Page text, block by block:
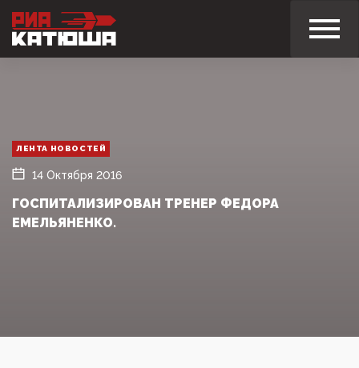
ЛЕНТА НОВОСТЕЙ
14 Октября 2016
ГОСПИТАЛИЗИРОВАН ТРЕНЕР ФЕДОРА
ЕМЕЛЬЯНЕНКО.